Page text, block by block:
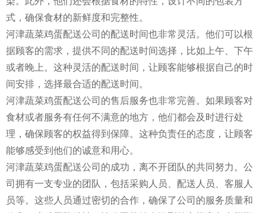
式，确保食材的新鲜度和完整性。
河津蔬菜鸡蛋配送公司的配送时间也非常灵活。他们可以根
据顾客的需求，提供不同的配送时间选择，比如上午、下午
或者晚上。这种灵活的配送时间，让顾客能够根据自己的时
间安排，选择最合适的配送时间。
河津蔬菜鸡蛋配送公司的售后服务也非常完善。如果顾客对
食材或者服务有任何不满意的地方，他们都会及时进行处
理，确保顾客的权益得到保障。这种负责任的态度，让顾客
能够感受到他们的诚意和用心。
河津蔬菜鸡蛋配送公司的成功，离不开团队的共同努力。公
司拥有一支专业的团队，包括采购人员、配送人员、客服人
员等。这些人员通过密切的合作，确保了公司的服务质量和